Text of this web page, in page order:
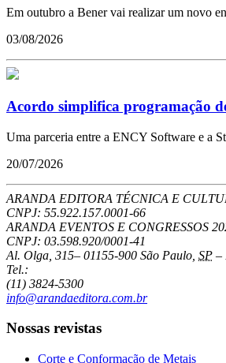
Em outubro a Bener vai realizar um novo
03/08/2026
Acordo simplifica programação
Uma parceria entre a ENCY Software e a
20/07/2026
ARANDA EDITORA TÉCNICA E
CNPJ: 55.922.157.0001-66
ARANDA EVENTOS E CONGRESSOS
CNPJ: 03.598.920/0001-41
Al. Olga, 315– 01155-900 São Paulo SP –
Tel.:
(11) 3824-5300
info@arandaeditora.com.br
Nossas revistas
Corte e Conformação de Metais